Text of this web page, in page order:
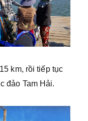
km, rồi tiếp tục
đảo Tam Hải.